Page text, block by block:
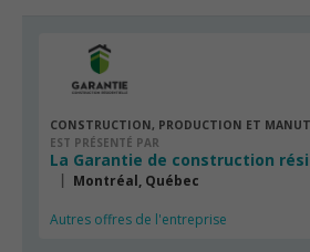
CONSTRUCTION, PRODUCTION ET
EST PRÉSENTÉ PAR
La Garantie de construction
Montréal, Québec
Autres offres de l'entreprise